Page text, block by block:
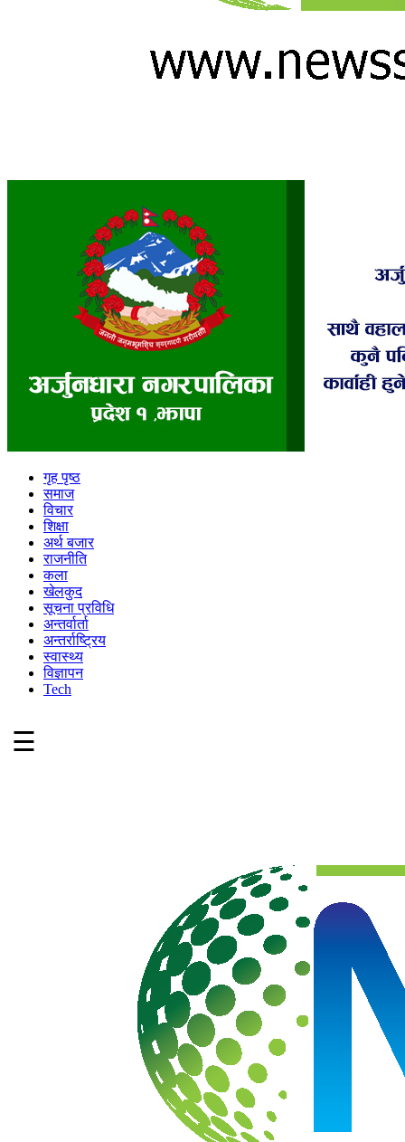
गृह पृष्ठ
समाज
विचार
शिक्षा
अर्थ बजार
राजनीति
कला
खेलकुद
सूचना प्रविधि
अन्तर्वार्ता
अन्तर्राष्ट्रिय
स्वास्थ्य
विज्ञापन
Tech
☰